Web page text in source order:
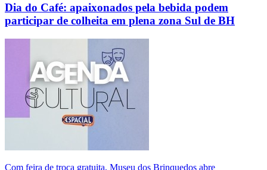
Dia do Café: apaixonados pela bebida podem
participar de colheita em plena zona Sul de BH
Com feira de troca gratuita, Museu dos Brinquedos abre